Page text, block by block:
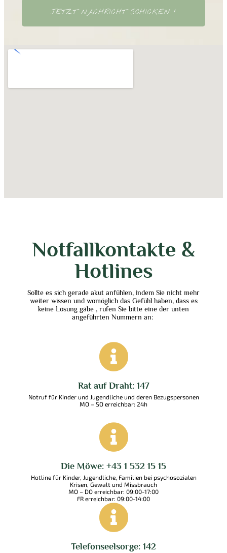
JETZT NACHRICHT SCHICKEN !
Notfallkontakte &
Hotlines
Sollte es sich gerade akut anfühlen, indem Sie nicht mehr
weiter wissen und womöglich das Gefühl haben, dass es
keine Lösung gäbe , rufen Sie bitte eine der unten
angeführten Nummern an:
Rat auf Draht: 147
Notruf für Kinder und Jugendliche und deren Bezugspersonen
MO – SO erreichbar: 24h
Die Möwe: +43 1 532 15 15
Hotline für Kinder, Jugendliche, Familien bei psychosozialen
Krisen, Gewalt und Missbrauch
MO – DO erreichbar: 09:00-17:00
FR erreichbar: 09:00-14:00
Telefonseelsorge: 142